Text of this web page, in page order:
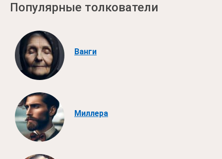
Популярные толкователи
Ванги
Миллера